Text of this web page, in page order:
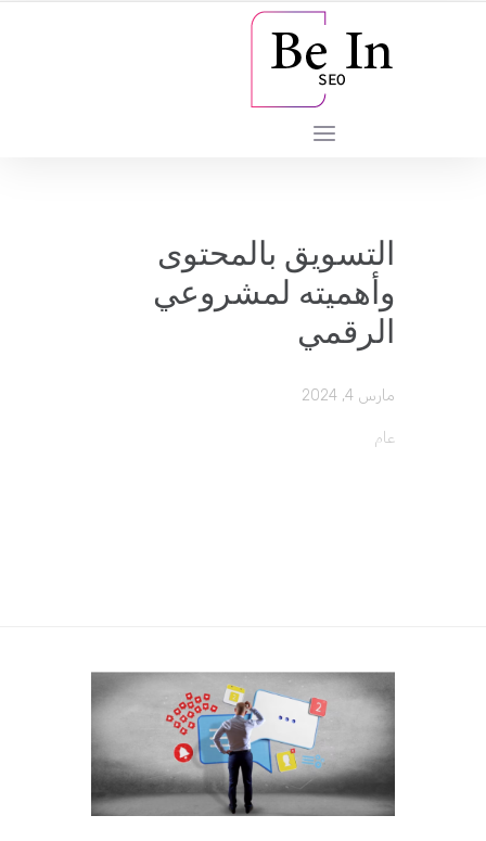
️التسويق بالمحتوى
وأهميته لمشروعي
الرقمي
مارس 4, 2024
عام